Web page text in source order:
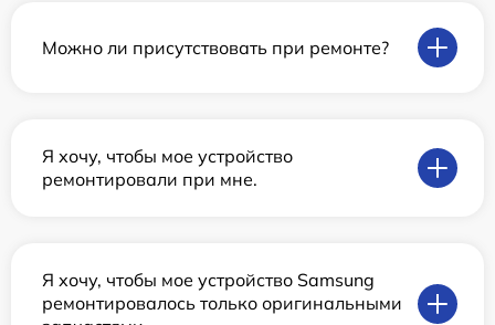
Можно ли присутствовать при ремонте?
Я хочу, чтобы мое устройство
ремонтировали при мне.
Я хочу, чтобы мое устройство Samsung
ремонтировалось только оригинальными